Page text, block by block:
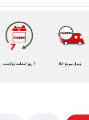
7 روز ضمانت بازگشت ارسال سریع کالا